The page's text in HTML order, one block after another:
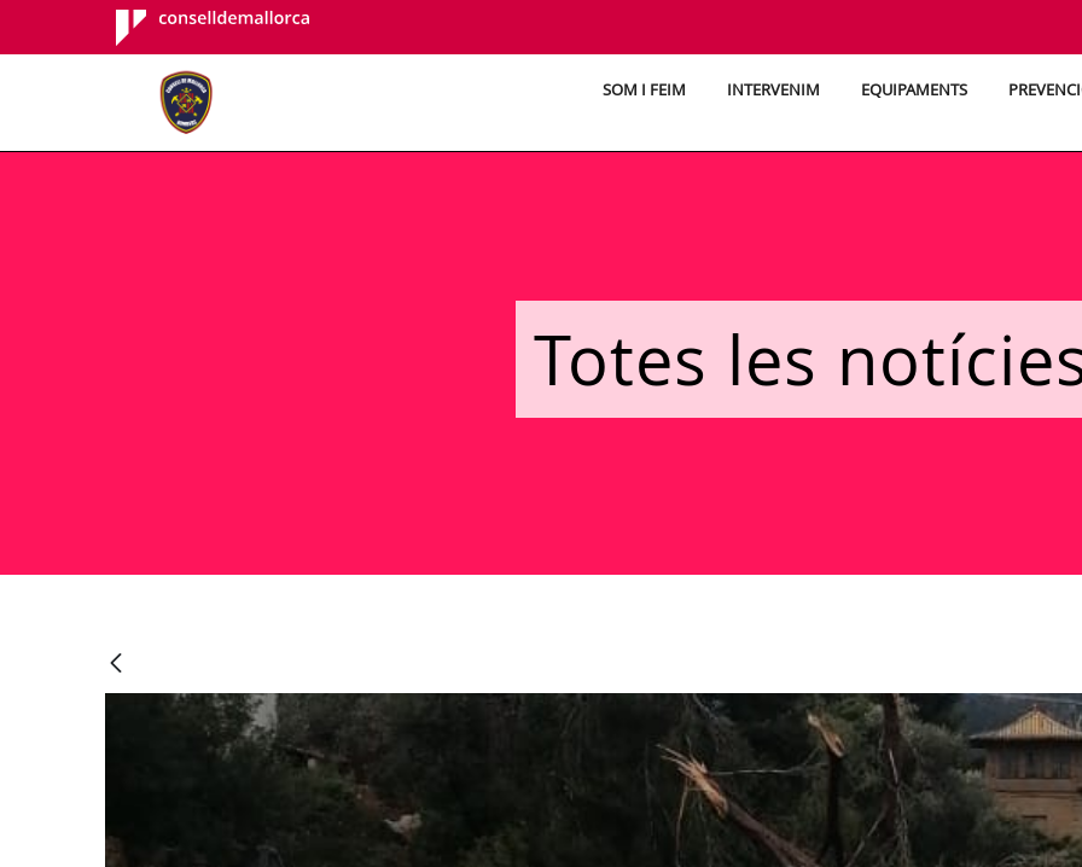
Consell de
Mallorca
SOM I FEIM INTERVENIM EQUIPAMENTS
Totes les